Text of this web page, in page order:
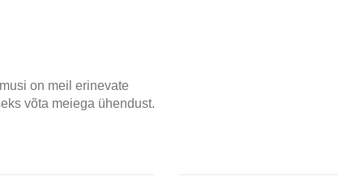
on meil erinevate
võta meiega ühendust.